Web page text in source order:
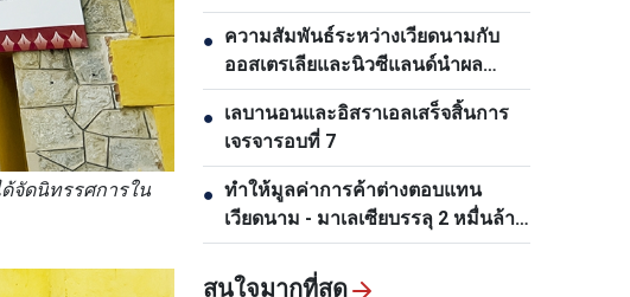
จัดนิทรรศการใน
ปีการสถาปนาความสัมพันธ์ทางการ
ทูต
● ความสัมพันธ์ระหว่างเวียดนามกับ
ออสเตรเลียและนิวซีแลนด์นำผล
ประโยชน์มาสู่ทุกฝ่าย
● เลบานอนและอิสราเอลเสร็จสิ้นการ
เจรจารอบที่ 7
● ทำให้มูลค่าการค้าต่างตอบแทน
เวียดนาม - มาเลเซียบรรลุ 2 หมื่นล้าน
ดอลลาร์สหรัฐโดยเร็ว
สนใจมากที่สุด